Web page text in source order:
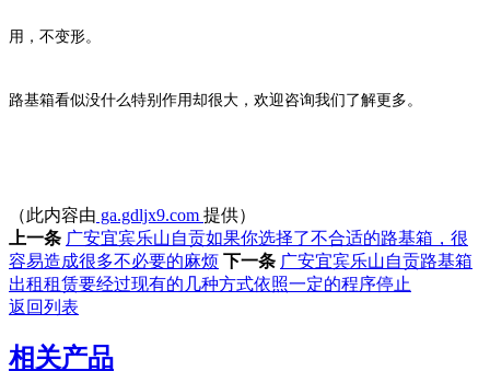
用，不变形。
路基箱看似没什么特别作用却很大，欢迎咨询我们了解更多。
（此内容由 ga.gdljx9.com 提供）
上一条 广安宜宾乐山自贡如果你选择了不合适的路基箱，很
容易造成很多不必要的麻烦 下一条 广安宜宾乐山自贡路基箱
出租租赁要经过现有的几种方式依照一定的程序停止
返回列表
相关产品